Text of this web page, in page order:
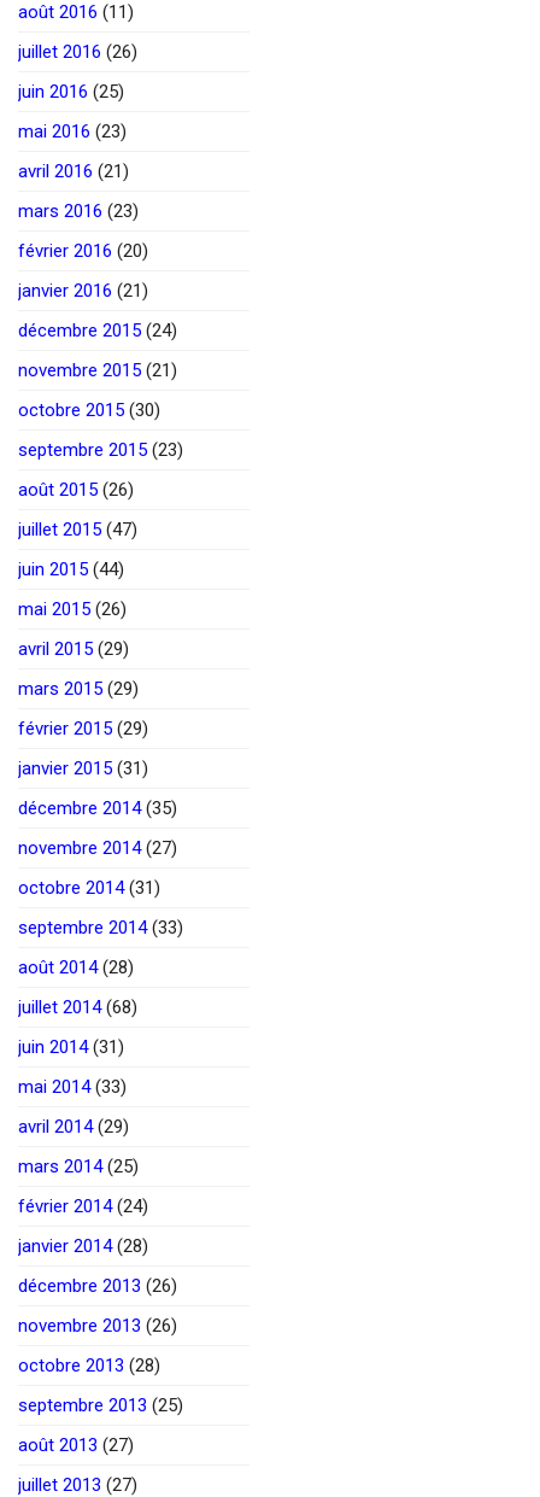
août 2016 (11)
juillet 2016 (26)
juin 2016 (25)
mai 2016 (23)
avril 2016 (21)
mars 2016 (23)
février 2016 (20)
janvier 2016 (21)
décembre 2015 (24)
novembre 2015 (21)
octobre 2015 (30)
septembre 2015 (23)
août 2015 (26)
juillet 2015 (47)
juin 2015 (44)
mai 2015 (26)
avril 2015 (29)
mars 2015 (29)
février 2015 (29)
janvier 2015 (31)
décembre 2014(35)
novembre 2014(27)
octobre 2014(31)
septembre 2014(33)
août 2014(28)
juillet 2014(68)
juin 2014(31)
mai 2014(33)
avril 2014(29)
mars 2014(25)
février 2014(24)
janvier 2014(28)
décembre 2013 (26)
novembre 2013 (26)
octobre 2013 (28)
septembre 2013 (25)
août 2013 (27)
juillet 2013 (27)